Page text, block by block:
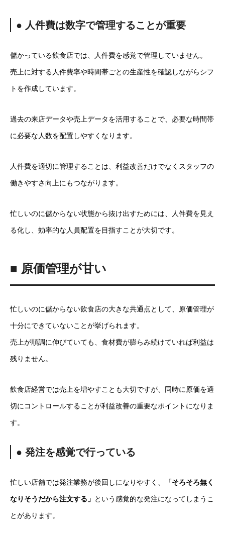
● 人件費は数字で管理することが重要
儲かっている飲食店では、人件費を感覚で管理していません。
売上に対する人件費率や時間帯ごとの生産性を確認しながらシフ
トを作成しています。
過去の来店データや売上データを活用することで、必要な時間帯
に必要な人数を配置しやすくなります。
人件費を適切に管理することは、利益改善だけでなくスタッフの
働きやすさ向上にもつながります。
忙しいのに儲からない状態から抜け出すためには、人件費を見え
る化し、効率的な人員配置を目指すことが大切です。
■ 原価管理が甘い
忙しいのに儲からない飲食店の大きな共通点として、原価管理が
十分にできていないことが挙げられます。
売上が順調に伸びていても、食材費が膨らみ続けていれば利益は
残りません。
飲食店経営では売上を増やすことも大切ですが、同時に原価を適
切にコントロールすることが利益改善の重要なポイントになりま
す。
● 発注を感覚で行っている
忙しい店舗では発注業務が後回しになりやすく、 「そろそろ無く
なりそうだから注文する」 という感覚的な発注になってしまうこ
とがあります。